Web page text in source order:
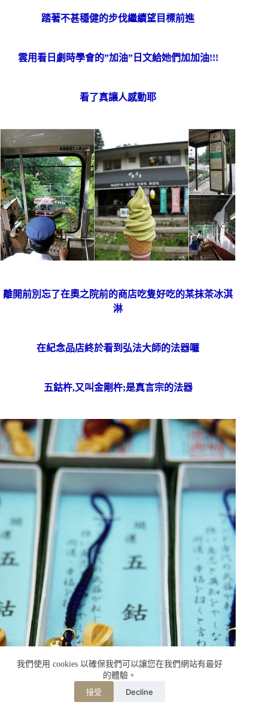
我們使用 cookies 以確保我們可以讓您在我們網站有最好
的體驗。
接受 Decline
踏著不甚穩健的步伐繼續望目標前進
雲用看日劇時學會的”加油”日文給她們加加油!!!
看了真讓人感動耶
離開前別忘了在奧之院前的商店吃隻好吃的某抹茶冰淇
淋
在紀念品店終於看到弘法大師的法器囉
五鈷杵,又叫金剛杵;是真言宗的法器